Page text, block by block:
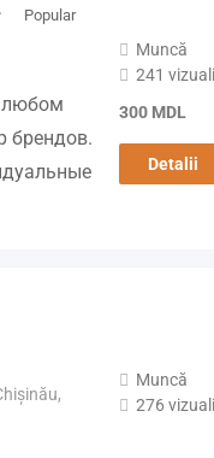
Popular
любом
брендов.
Muncă
241
300 MDL
Detalii
,
Muncă
276